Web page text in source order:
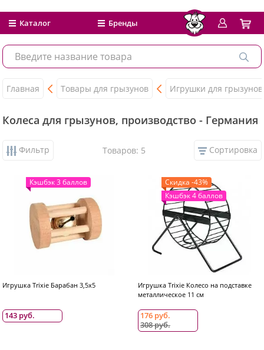
Каталог Бренды
Главная Товары для грызунов Игрушки для грызунов
Колеса для грызунов, производство - Германия
Фильтр Товаров: 5 Сортировка
Кэшбэк 3 баллов
Игрушка Trixie Барабан 3,5x5
143 руб.
Скидка -43%
Кэшбэк 4 баллов
Игрушка Trixie Колесо на подставке
металлическое 11 см
176 руб.
308 руб.